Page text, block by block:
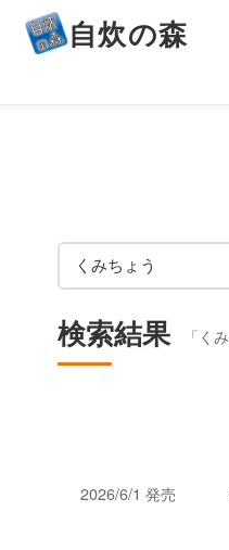
自炊の森
検索結果 「く
2026/6/1 発売